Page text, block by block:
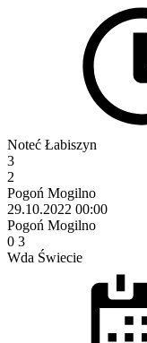
Noteć Łabiszyn
3
2
Pogoń Mogilno
29.10.2022 00:00
Pogoń Mogilno
0 3
Wda Świecie